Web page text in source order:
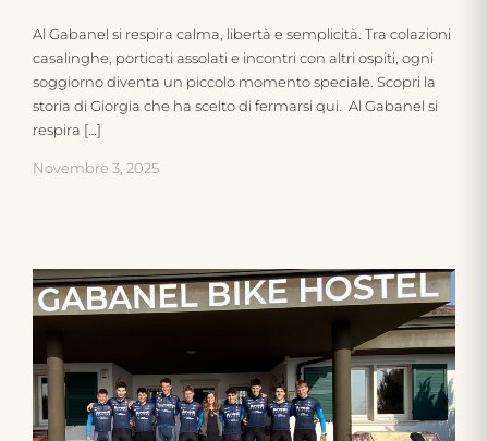
Al Gabanel si respira calma, libertà e semplicità. Tra colazioni
casalinghe, porticati assolati e incontri con altri ospiti, ogni
soggiorno diventa un piccolo momento speciale. Scopri la
storia di Giorgia che ha scelto di fermarsi qui. Al Gabanel si
respira […]
Novembre 3, 2025